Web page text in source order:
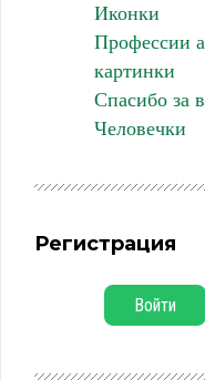
Иконки
Профессии
картинки
Спасибо за
Человечки
Регистрация
Войти